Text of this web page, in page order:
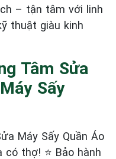
– tận tâm với linh
thuật giàu kinh
Tâm Sửa
Sấy
Máy Sấy Quần Áo
có thợ! ⭐ Bảo hành